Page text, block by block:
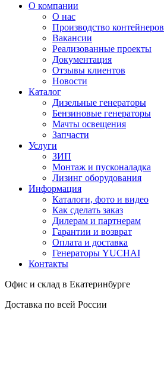
О компании
О нас
Производство контейнеров
Вакансии
Реализованные проекты
Документация
Отзывы клиентов
Новости
Каталог
Дизельные генераторы
Бензиновые генераторы
Мачты освещения
Запчасти
Услуги
ЗИП
Монтаж и пусконаладка
Лизинг оборудования
Информация
Каталоги, фото и видео
Как сделать заказ
Дилерам и партнерам
Гарантии и возврат
Оплата и доставка
Генераторы YUCHAI
Контакты
Офис и склад в Екатеринбурге
Доставка по всей России